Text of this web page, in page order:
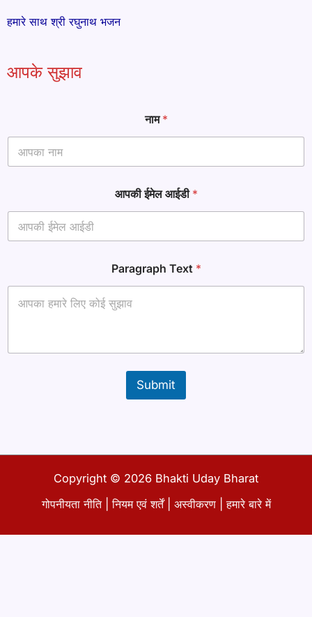
हमारे साथ श्री रघुनाथ भजन
आपके सुझाव
नाम*
आपकी ईमेल आईडी *
a
r
p
e
x
Paragraph Text *
Submit
Copyright © 2026 Bhakti Uday Bharat
गोपनीयता नीति|नियम एवं शर्तें| अस्वीकरण |हमारे बारे में